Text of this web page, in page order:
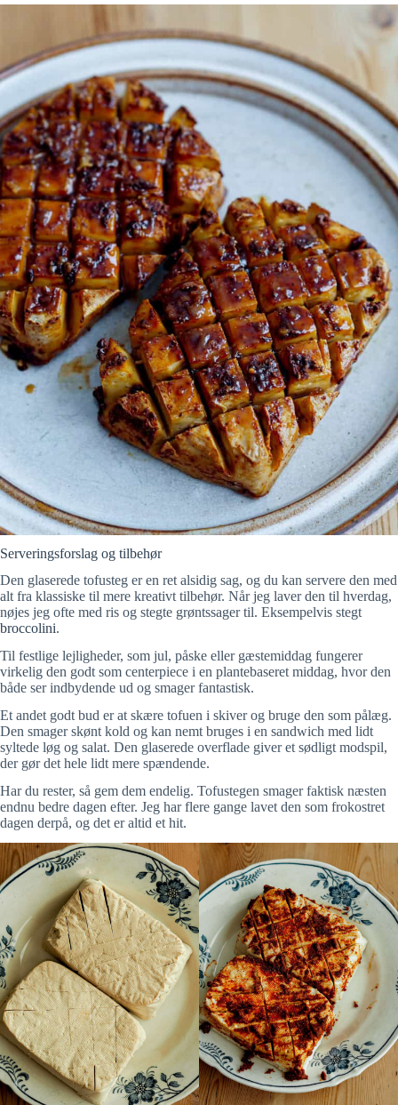
Serveringsforslag og tilbehør
Den glaserede tofusteg er en ret alsidig sag, og du kan servere den med
alt fra klassiske til mere kreativt tilbehør. Når jeg laver den til hverdag,
nøjes jeg ofte med ris og stegte grøntssager til. Eksempelvis stegt
broccolini.
Til festlige lejligheder, som jul, påske eller gæstemiddag fungerer
virkelig den godt som centerpiece i en plantebaseret middag, hvor den
både ser indbydende ud og smager fantastisk.
Et andet godt bud er at skære tofuen i skiver og bruge den som pålæg.
Den smager skønt kold og kan nemt bruges i en sandwich med lidt
syltede løg og salat. Den glaserede overflade giver et sødligt modspil,
der gør det hele lidt mere spændende.
Har du rester, så gem dem endelig. Tofustegen smager faktisk næsten
endnu bedre dagen efter. Jeg har flere gange lavet den som frokostret
dagen derpå, og det er altid et hit.